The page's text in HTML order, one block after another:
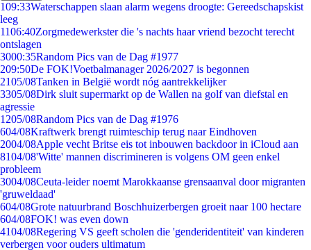
109:33Waterschappen slaan alarm wegens droogte: Gereedschapskist
leeg
1106:40Zorgmedewerkster die 's nachts haar vriend bezocht terecht
ontslagen
3000:35Random Pics van de Dag #1977
209:50De FOK!Voetbalmanager 2026/2027 is begonnen
2105/08Tanken in België wordt nóg aantrekkelijker
3305/08Dirk sluit supermarkt op de Wallen na golf van diefstal en
agressie
1205/08Random Pics van de Dag #1976
604/08Kraftwerk brengt ruimteschip terug naar Eindhoven
2004/08Apple vecht Britse eis tot inbouwen backdoor in iCloud aan
8104/08'Witte' mannen discrimineren is volgens OM geen enkel
probleem
3004/08Ceuta-leider noemt Marokkaanse grensaanval door migranten
'gruweldaad'
604/08Grote natuurbrand Boschhuizerbergen groeit naar 100 hectare
604/08FOK! was even down
4104/08Regering VS geeft scholen die 'genderidentiteit' van kinderen
verbergen voor ouders ultimatum